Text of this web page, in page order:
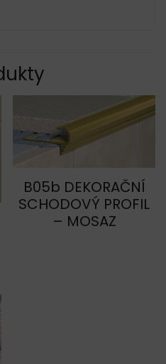
B05b DEKORAČNÍ
SCHODOVÝ PROFIL
– MOSAZ